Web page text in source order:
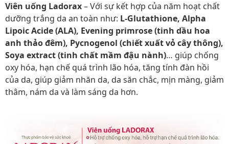
Viên uống Ladorax– Với sự kết hợp của năm hoạt chất
dưỡng trắng da an toàn như: L-Glutathione, Alpha
Lipoic Acide (ALA), Evening primrose (tinh dầu hoa
anh thảo đêm), Pycnogenol (chiết xuất vỏ cây thông),
Soya extract (tinh chất mầm đậu nành)… giúp chống
oxy hóa, hạn chế quá trình lão hóa, tăng tính đàn hồi
của da, giúp giảm nhăn da, da săn chắc, mịn màng, giảm
thâm, nám da và làm sáng da hơn.